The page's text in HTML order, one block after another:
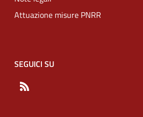
Attuazione misure PNRR
SEGUICI SU